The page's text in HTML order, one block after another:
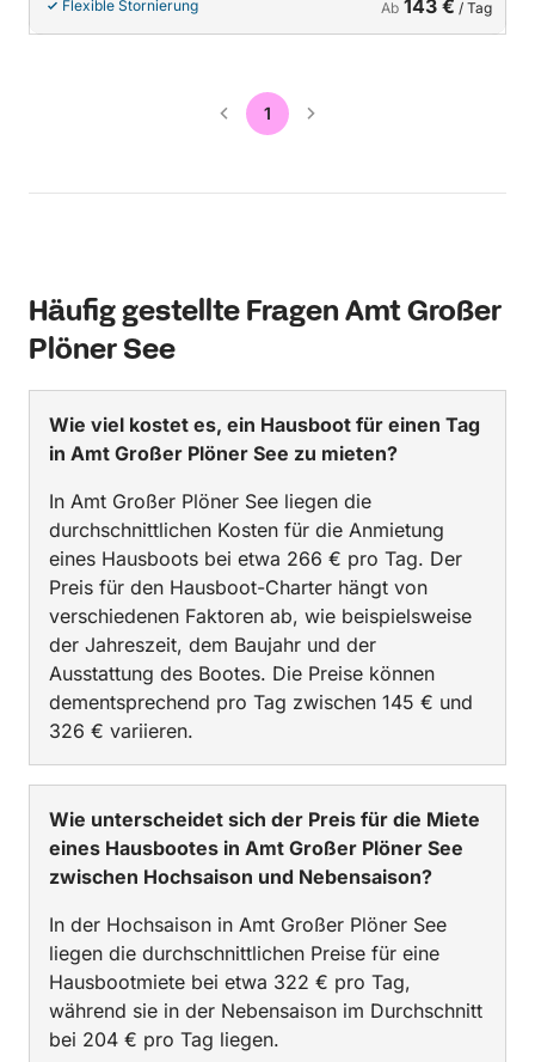
Flexible Stornierung Ab 143 € / Tag
1
Häufig gestellte Fragen Amt Großer
Plöner See
Wie viel kostet es, ein Hausboot für einen Tag
in Amt Großer Plöner See zu mieten?
In Amt Großer Plöner See liegen die
durchschnittlichen Kosten für die Anmietung
eines Hausboots bei etwa 266 € pro Tag. Der
Preis für den Hausboot-Charter hängt von
verschiedenen Faktoren ab, wie beispielsweise
der Jahreszeit, dem Baujahr und der
Ausstattung des Bootes. Die Preise können
dementsprechend pro Tag zwischen 145 € und
326 € variieren.
Wie unterscheidet sich der Preis für die Miete
eines Hausbootes in Amt Großer Plöner See
zwischen Hochsaison und Nebensaison?
In der Hochsaison in Amt Großer Plöner See
liegen die durchschnittlichen Preise für eine
Hausbootmiete bei etwa 322 € pro Tag,
während sie in der Nebensaison im Durchschnitt
bei 204 € pro Tag liegen.